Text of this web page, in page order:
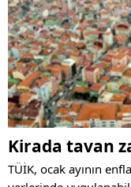
Kirada tavan
TÜİK, ocak ayının